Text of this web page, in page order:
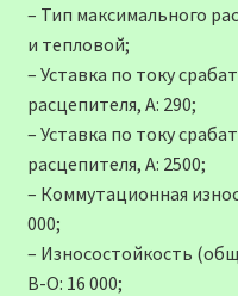
– Тип максимального
и тепловой;
– Уставка по току
расцепителя, А: 290;
– Уставка по току
расцепителя, А: 2500;
– Коммутационная
000;
– Износостойкость
В-О: 16 000;